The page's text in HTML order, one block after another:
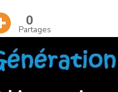
0
Partages